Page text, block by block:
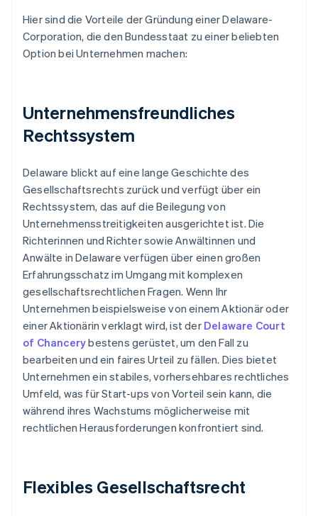
Hier sind die Vorteile der Gründung einer Delaware-
Corporation, die den Bundesstaat zu einer beliebten
Option bei Unternehmen machen:
Unternehmensfreundliches
Rechtssystem
Delaware blickt auf eine lange Geschichte des
Gesellschaftsrechts zurück und verfügt über ein
Rechtssystem, das auf die Beilegung von
Unternehmensstreitigkeiten ausgerichtet ist. Die
Richterinnen und Richter sowie Anwältinnen und
Anwälte in Delaware verfügen über einen großen
Erfahrungsschatz im Umgang mit komplexen
gesellschaftsrechtlichen Fragen. Wenn Ihr
Unternehmen beispielsweise von einem Aktionär oder
einer Aktionärin verklagt wird, ist der Delaware Court
of Chancerybestens gerüstet, um den Fall zu
bearbeiten und ein faires Urteil zu fällen. Dies bietet
Unternehmen ein stabiles, vorhersehbares rechtliches
Umfeld, was für Start-ups von Vorteil sein kann, die
während ihres Wachstums möglicherweise mit
rechtlichen Herausforderungen konfrontiert sind.
Flexibles Gesellschaftsrecht